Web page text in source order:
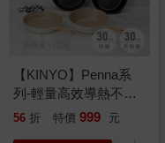
【KINYO】Penna系
列-輕量高效導熱不沾
平煎鍋30cm
56 折 特價 999 元